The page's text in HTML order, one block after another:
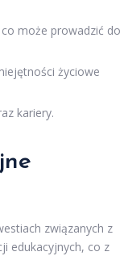
może prowadzić do
życiowe
kariery.
związanych z
edukacyjnych, co z